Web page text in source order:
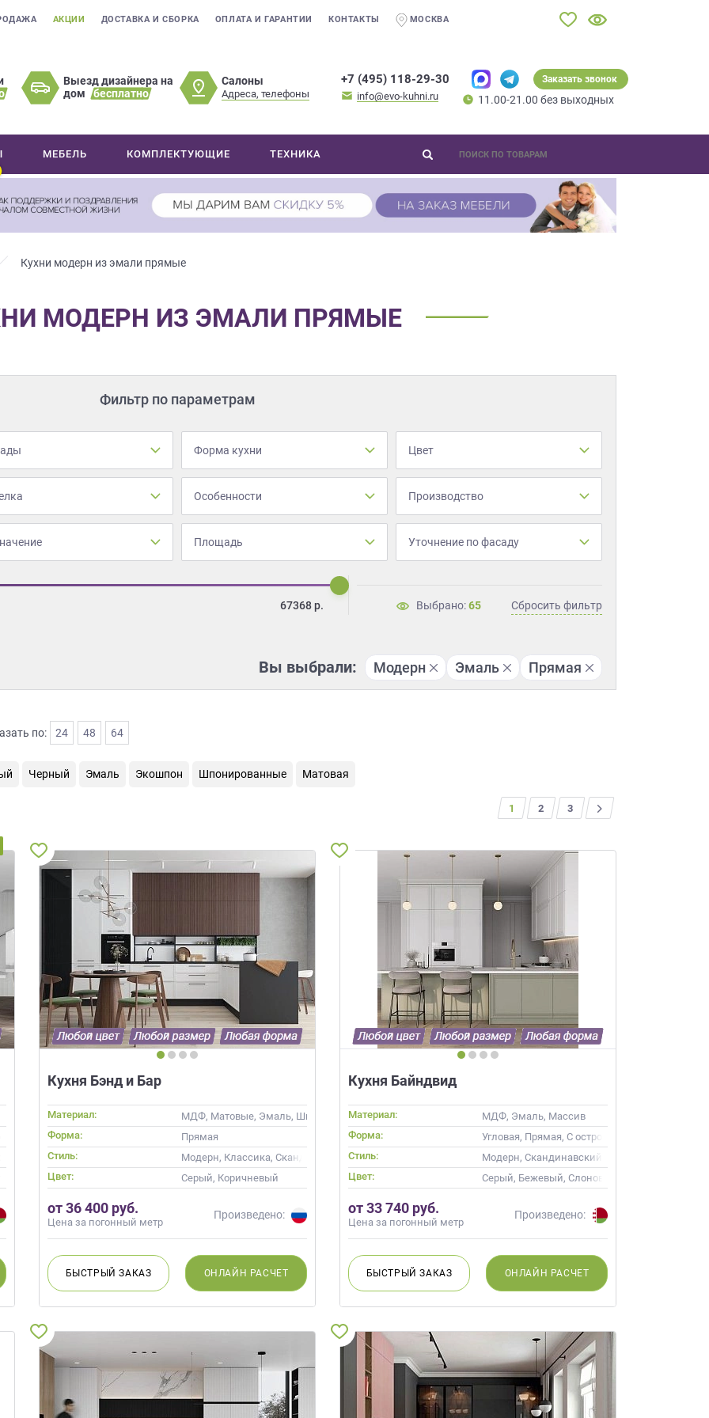
АКЦИИ ДОСТАВКА И СБОРКА ОПЛАТА И ГАРАНТИИ КОНТАКТЫ МОСКВА
Выезд дизайнера на
дом
бесплатно
Салоны
Адреса, телефоны
+7 (495) 118-29-30
info@evo-kuhni.ru
Заказать звонок
11.00-21.00 без выходных
МЕБЕЛЬ КОМПЛЕКТУЮЩИЕ ТЕХНИКА
Кухни модерн из эмали прямые
МОДЕРН ИЗ ЭМАЛИ ПРЯМЫЕ
Фильтр по параметрам
Форма кухни Цвет
Особенности Производство
Площадь Уточнение по фасаду
67368р. Выбрано:65 Сбросить фильтр
Вы выбрали: Модерн Эмаль Прямая
по: 24 48 64
Черный Эмаль Экошпон Шпонированные Матовая
1 2 3
>
Кремовый, Капучино
Кухня Бэнд и Бар
Материал:
МДФ, Матовые, Эмаль, Шпон, Глянцевые
Форма:
Прямая
Стиль:
Модерн, Классика, Скандинавский, Неоклассика, Современные
Цвет:
Серый, Коричневый
от 36 400 руб.
Цена за погонный метр
Произведено:
БЫСТРЫЙЗАКАЗ ОНЛАЙН РАСЧЕТ
Кухня Байндвид
Материал:
МДФ, Эмаль, Массив
Форма:
Угловая, Прямая, С островом
Стиль:
Модерн, Скандинавский, Неоклассика,
Цвет:
Серый, Бежевый, Слоновая кость, Кремовый
от 33 740 руб.
Цена за погонный метр
Произведено:
БЫСТРЫЙЗАКАЗ ОНЛАЙН РАСЧЕТ